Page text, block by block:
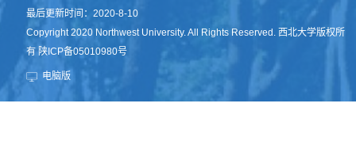
最后更新时间：2020-8-10
Copyright 2020 Northwest University. All Rights Reserved. 西北大学版权所
有 陕ICP备05010980号
电脑版